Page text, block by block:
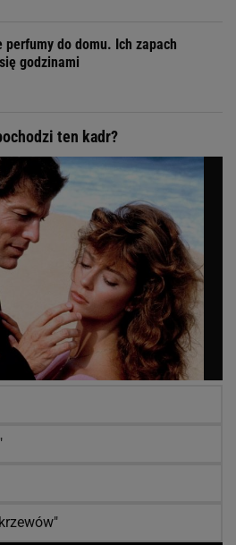
perfumy do domu. Ich zapach
godzinami
ten kadr?